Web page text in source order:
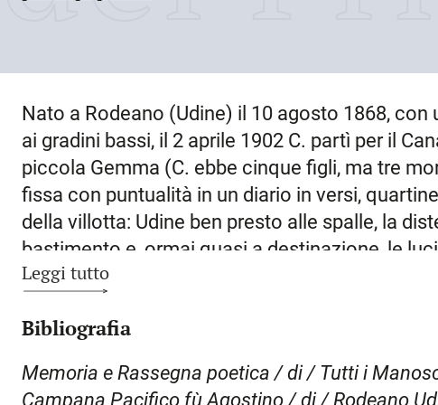
Nato a Rodeano (Udine) il 10 agosto 1868, con
ai gradini bassi, il 2 aprile 1902 C. partì per il
piccola Gemma (C. ebbe cinque figli, ma tre
fissa con puntualità in un diario in versi,
della villotta: Udine ben presto alle spalle, la
bastimento e, ormai quasi a destinazione, le
aprile l’arrivo a Montreal e poi il cammino
nell’edilizia, nella manutenzione delle ferrovie) e
testo che C. ha inviato (un testo sul costituirsi
Leggi tutto
Bibliografia
Memoria e Rassegna poetica / di / Tutti i
Campana Pacifico fù Agostino / di / Rodeano